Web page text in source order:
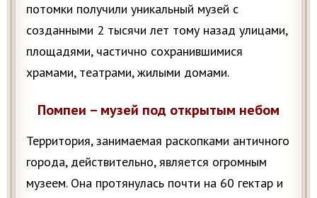
потомки получили уникальный музей с
созданными 2 тысячи лет тому назад улицами,
площадями, частично сохранившимися
храмами, театрами, жилыми домами.
Помпеи – музей под открытым небом
Территория, занимаемая раскопками античного
города, действительно, является огромным
музеем. Она протянулась почти на 60 гектар и